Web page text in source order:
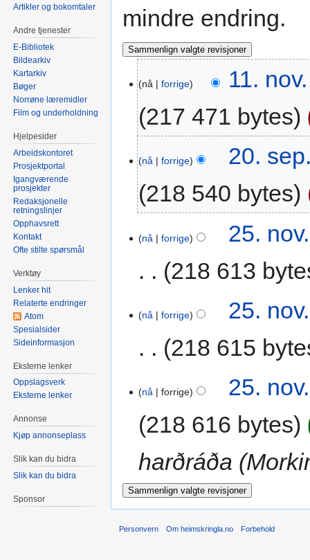
mindre endring.
nå forrige
11.
217 471 bytes
nå forrige
20.
218 540 bytes
nå forrige
25.
218 613
nå forrige
25.
218 615
nå forrige
25.
218 616 bytes
harðráða
Artikler og bokomtaler
Andre tjenester
E-Bibliotek
Bildearkiv
Kartarkiv
Bøger
Norrøne læremidler
Film og underholdning
Hjelpesider
Arbeidskontoret
Prosjektportal
Igangværende
prosjekter
Redaksjonelle
retningslinjer
Opphavsrett
Kontakt
Ofte stilte spørsmål
Verktøy
Lenker hit
Relaterte endringer
Atom
Spesialsider
Sideinformasjon
Eksterne lenker
Oppslagsverk
Eksterne lenker
Annonse
Kjøp annonseplass
Slik kan du bidra
Slik kan du bidra
Sponsor
Personvern Om heimskringla.no Forbehold